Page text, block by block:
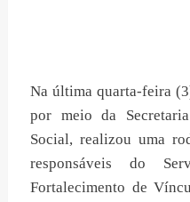
Na última quarta-feira
por meio da
Social, realizou uma
responsáveis do
Fortalecimento de